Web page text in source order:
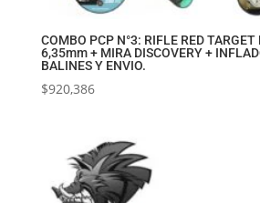
COMBO PCP N°3: RIFLE RED
6,35mm + MIRA DISCOVERY +
BALINES Y ENVIO.
$920,386